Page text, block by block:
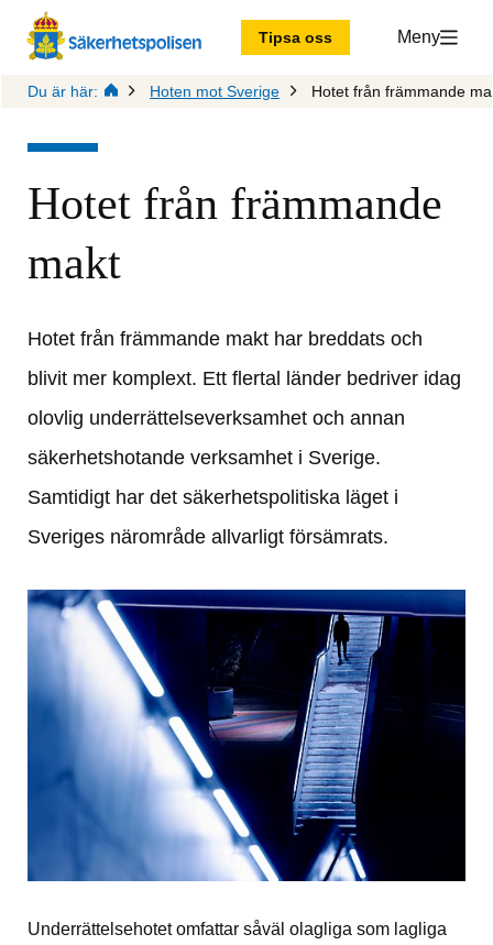
Tipsa oss Meny
Du är här: Hoten mot Sverige Hotet från främmande
Hotet från främmande
makt
Hotet från främmande makt har breddats och
blivit mer komplext. Ett flertal länder bedriver idag
olovlig underrättelseverksamhet och annan
säkerhetshotande verksamhet i Sverige.
Samtidigt har det säkerhetspolitiska läget i
Sveriges närområde allvarligt försämrats.
Underrättelsehotet omfattar såväl olagliga som lagliga